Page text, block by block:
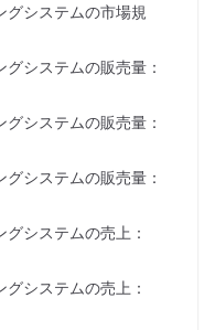
グシステムの市場規
システムの販売量：
システムの販売量：
システムの販売量：
システムの売上：
システムの売上：